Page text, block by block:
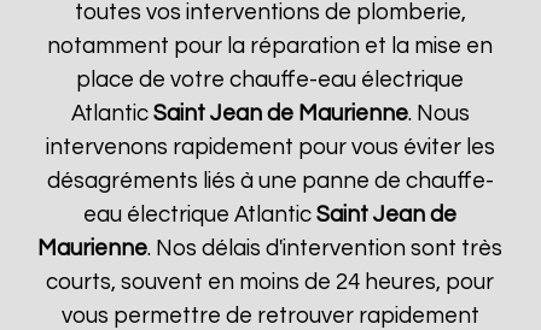
toutes vos interventions de plomberie,
notamment pour la réparation et la mise en
place de votre chauffe-eau électrique
Atlantic Saint Jean de Maurienne. Nous
intervenons rapidement pour vous éviter les
désagréments liés à une panne de chauffe-
eau électrique AtlanticSaint Jean de
Maurienne. Nos délais d'intervention sont très
courts, souvent en moins de 24 heures, pour
vous permettre de retrouver rapidement